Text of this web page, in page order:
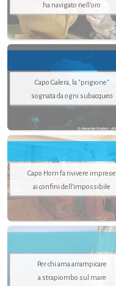
ha navigato nell’oro
Capo Galera, la "prigione"
sognata da ogni subacqueo
Capo Horn fa rivivere imprese
ai confini dell’impossibile
Per chi ama arrampicare
a strapiombo sul mare